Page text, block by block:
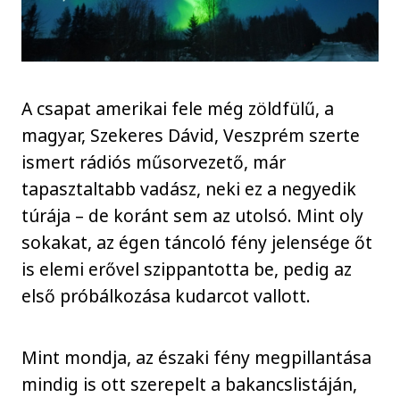
A csapat amerikai fele még zöldfülű, a
magyar, Szekeres Dávid, Veszprém szerte
ismert rádiós műsorvezető, már
tapasztaltabb vadász, neki ez a negyedik
túrája – de koránt sem az utolsó. Mint oly
sokakat, az égen táncoló fény jelensége őt
is elemi erővel szippantotta be, pedig az
első próbálkozása kudarcot vallott.
Mint mondja, az északi fény megpillantása
mindig is ott szerepelt a bakancslistáján,